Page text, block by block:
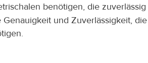
benötigen, die
und Zuverlässigkeit,